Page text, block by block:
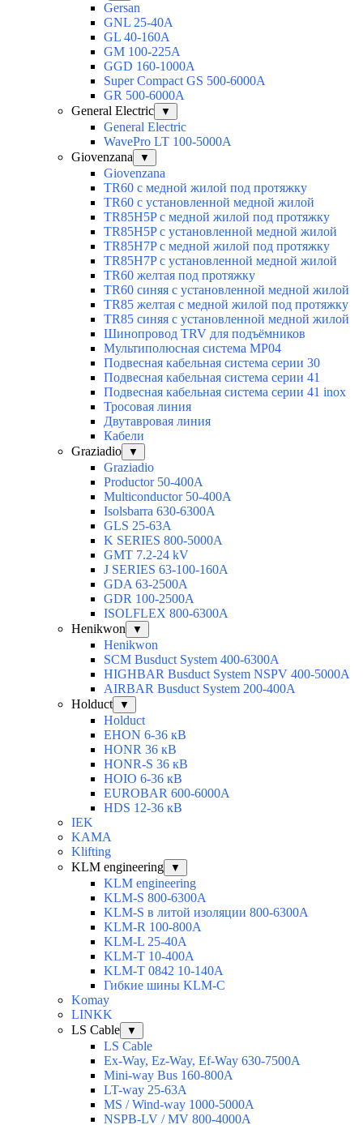
Gersan
GNL 25-40A
GL 40-160A
GM 100-225A
GGD 160-1000A
Super Compact GS 500-6000A
GR 500-6000A
General Electric
▼
General Electric
WavePro LT 100-5000А
Giovenzana
▼
Giovenzana
TR60 с медной жилой под протяжку
TR60 с установленной медной жилой
TR85H5P с медной жилой под протяжку
TR85H5P с установленной медной жилой
TR85H7P с медной жилой под протяжку
TR85H7P с установленной медной жилой
TR60 желтая под протяжку
TR60 синяя с установленной медной жилой
TR85 желтая с медной жилой под протяжку
TR85 синяя с установленной медной жилой
Шинопровод TRV для подъёмников
Мультиполюсная система MP04
Подвесная кабельная система серии 30
Подвесная кабельная система серии 41
Подвесная кабельная система серии 41 inox
Тросовая линия
Двутавровая линия
Кабели
Graziadio
▼
Graziadio
Productor 50-400А
Multiconductor 50-400А
Isolsbarra 630-6300А
GLS 25-63А
K SERIES 800-5000A
GMT 7.2-24 kV
J SERIES 63-100-160A
GDA 63-2500А
GDR 100-2500А
ISOLFLEX 800-6300А
Henikwon
▼
Henikwon
SCM Busduct System 400-6300А
HIGHBAR Busduct System NSPV 400-5000А
AIRBAR Busduct System 200-400А
Holduct
▼
Holduct
EHON 6-36 кВ
HONR 36 кВ
HONR-S 36 кВ
HOIO 6-36 кВ
EUROBAR 600-6000A
HDS 12-36 кВ
IEK
KAMA
Klifting
KLM engineering
▼
KLM engineering
KLM-S 800-6300A
KLM-S в литой изоляции 800-6300A
KLM-R 100-800A
KLM-L 25-40A
KLM-T 10-400A
KLM-T 0842 10-140A
Гибкие шины KLM-C
Komay
LINKK
LS Cable
▼
LS Cable
Ex-Way, Ez-Way, Ef-Way 630-7500A
Mini-way Bus 160-800A
LT-way 25-63A
MS / Wind-way 1000-5000A
NSPB-LV / MV 800-4000A